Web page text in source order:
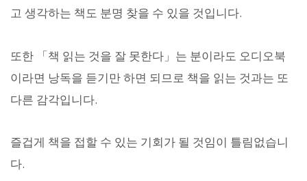
고 생각하는 책도 분명 찾을 수 있을 것입니다.
또한 「책 읽는 것을 잘 못한다」는 분이라도 오디오북
이라면 낭독을 듣기만 하면 되므로 책을 읽는 것과는 또
다른 감각입니다.
즐겁게 책을 접할 수 있는 기회가 될 것임이 틀림없습니
다.